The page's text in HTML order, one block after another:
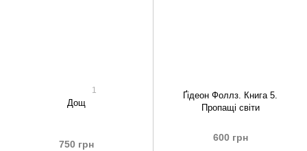
1
Дощ
750 грн
Ґідеон Фоллз. Книга 5.
Пропащі світи
600 грн